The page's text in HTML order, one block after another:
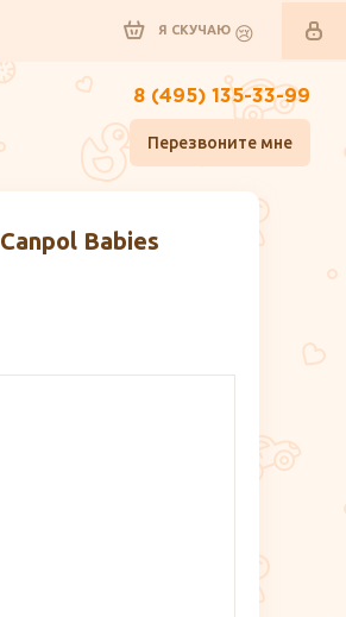
Я СКУЧАЮ
8 (495) 135-33-99
Перезвоните мне
Canpol Babies